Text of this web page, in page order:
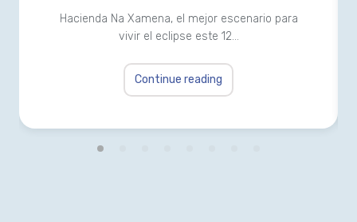
Hacienda Na Xamena, el mejor escenario para
vivir el eclipse este 12…
Continue reading